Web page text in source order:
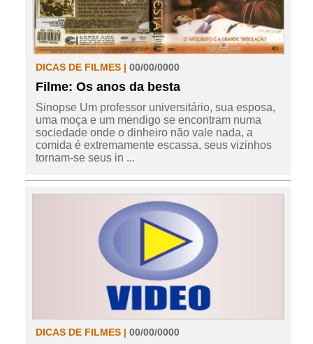
DICAS DE FILMES | 00/00/0000
Filme: Os anos da besta
Sinopse Um professor universitário, sua esposa,
uma moça e um mendigo se encontram numa
sociedade onde o dinheiro não vale nada, a
comida é extremamente escassa, seus vizinhos
tornam-se seus in ...
DICAS DE FILMES | 00/00/0000